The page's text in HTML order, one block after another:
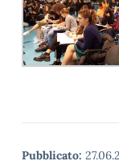
Pubblicato: